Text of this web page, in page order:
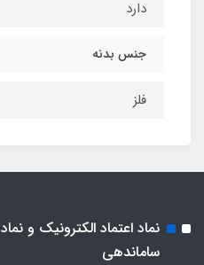
دارد
جنس بدنه
فلز
نماد اعتماد الکترونیک و نماد
ساماندهی